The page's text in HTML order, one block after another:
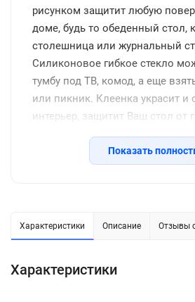
рисунком защитит любую
доме, будь то обеденный стол,
столешница или журнальный
Силиконовое гибкое стекло
тумбу под ТВ, комод, а еще
или пикник. Клеенка украсит и
интерьер, защитит Ваш стол от
потертостей, царапин, станет
подарком на день рождения,
семейные праздники, включая
(выдерживает до 80 градусов
водоотталкивающее,
размеров или закруглить углы.
Показать
Характеристики Описание Отзывы
Характеристики